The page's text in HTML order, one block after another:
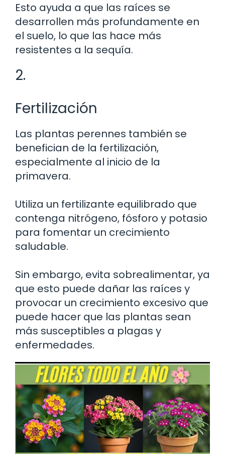
Esto ayuda a que las raíces se
desarrollen más profundamente en
el suelo, lo que las hace más
resistentes a la sequía.
2.
Fertilización
Las plantas perennes también se
benefician de la fertilización,
especialmente al inicio de la
primavera.
Utiliza un fertilizante equilibrado que
contenga nitrógeno, fósforo y potasio
para fomentar un crecimiento
saludable.
Sin embargo, evita sobrealimentar, ya
que esto puede dañar las raíces y
provocar un crecimiento excesivo que
puede hacer que las plantas sean
más susceptibles a plagas y
enfermedades.